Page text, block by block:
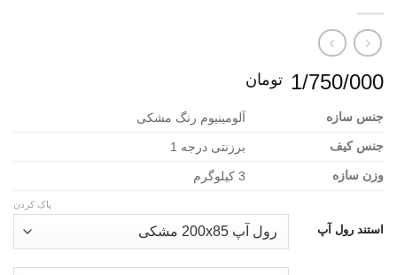
1/750/000 تومان
جنس سازه
آلومینیوم رنگ مشکی
جنس کیف
برزنتی درجه 1
وزن سازه
3 کیلوگرم
استند رول آپ
پاک کردن